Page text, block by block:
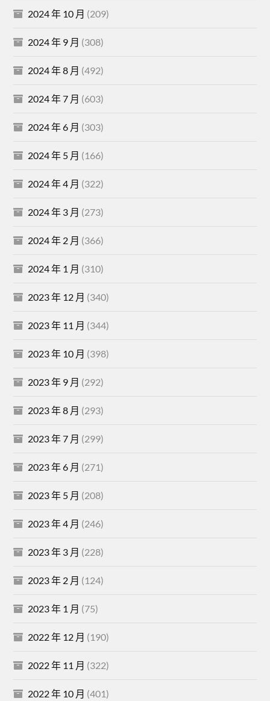
2024 年 10 月 (209)
2024 年 9 月 (308)
2024 年 8 月 (492)
2024 年 7 月 (603)
2024 年 6 月 (303)
2024 年 5 月 (166)
2024 年 4 月 (322)
2024 年 3 月 (273)
2024 年 2 月 (366)
2024 年 1 月 (310)
2023 年 12 月 (340)
2023 年 11 月 (344)
2023 年 10 月 (398)
2023 年 9 月 (292)
2023 年 8 月 (293)
2023 年 7 月 (299)
2023 年 6 月 (271)
2023 年 5 月 (208)
2023 年 4 月 (246)
2023 年 3 月 (228)
2023 年 2 月 (124)
2023 年 1 月 (75)
2022 年 12 月 (190)
2022 年 11 月 (322)
2022 年 10 月 (401)